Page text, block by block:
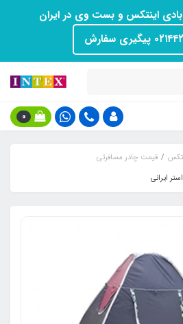
اینتکس و بست وی در ایران
سفارش
0
قیمت چادر مسافرتی